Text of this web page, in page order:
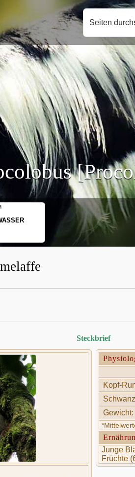
Seiten
10.10.2024
IHRER
Steckbrief
Kopf-
Gewicht:
Junge
Früchte